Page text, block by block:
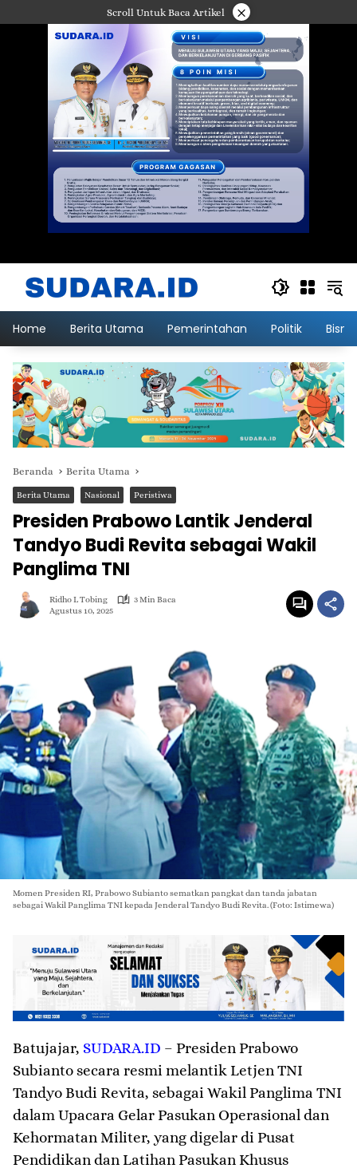
ke
Scroll Untuk Baca Artikel ×
Home Berita Utama Pemerintahan Politik
Beranda Berita Utama
Berita Utama Nasional Peristiwa
Presiden Prabowo Lantik Jenderal
Tandyo Budi Revita sebagai Wakil
Panglima TNI
Ridho L Tobing
3 Min Baca
Agustus 10, 2025
Momen Presiden RI, Prabowo Subianto sematkan pangkat dan tanda jabatan
sebagai Wakil Panglima TNI kepada Jenderal Tandyo Budi Revita. (Foto: Istimewa)
Batujajar, SUDARA.ID – Presiden Prabowo
Subianto secara resmi melantik Letjen TNI
Tandyo Budi Revita, sebagai Wakil Panglima TNI
dalam Upacara Gelar Pasukan Operasional dan
Kehormatan Militer, yang digelar di Pusat
Pendidikan dan Latihan Pasukan Khusus